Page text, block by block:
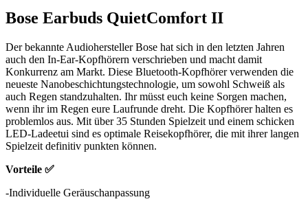
Bose Earbuds QuietComfort II
Der bekannte Audiohersteller Bose hat sich in den letzten Jahren
auch den In-Ear-Kopfhörern verschrieben und macht damit
Konkurrenz am Markt. Diese Bluetooth-Kopfhörer verwenden die
neueste Nanobeschichtungstechnologie, um sowohl Schweiß als
auch Regen standzuhalten. Ihr müsst euch keine Sorgen machen,
wenn ihr im Regen eure Laufrunde dreht. Die Kopfhörer halten es
problemlos aus. Mit über 35 Stunden Spielzeit und einem schicken
LED-Ladeetui sind es optimale Reisekopfhörer, die mit ihrer langen
Spielzeit definitiv punkten können.
Vorteile ✅
-Individuelle Geräuschanpassung